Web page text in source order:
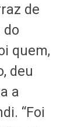
de
do
quem,
deu
a
“Foi